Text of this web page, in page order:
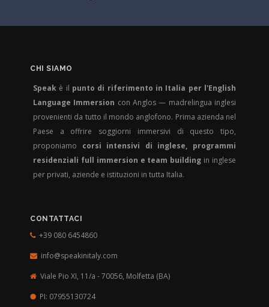
CHI SIAMO
Speak è il punto di riferimento in Italia per l'English
Language Immersion con Anglos — madrelingua inglesi
provenienti da tutto il mondo anglofono. Prima azienda nel
Paese a offrire soggiorni immersivi di questo tipo,
proponiamo corsi intensivi di inglese, programmi
residenziali full immersion e team building in inglese
per privati, aziende e istituzioni in tutta Italia.
CONTATTACI
+39 080 6454860
info@speakinitaly.com
Viale Pio XI, 11/a - 70056, Molfetta (BA)
PI: 07955130724